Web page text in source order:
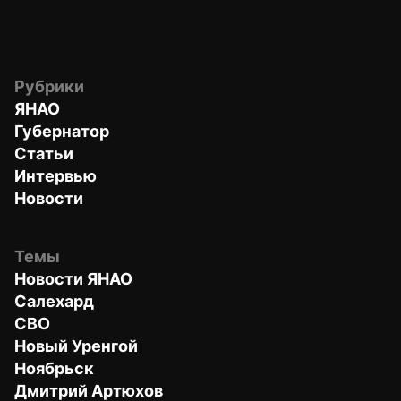
Рубрики
ЯНАО
Губернатор
Статьи
Интервью
Новости
Темы
Новости ЯНАО
Салехард
СВО
Новый Уренгой
Ноябрьск
Дмитрий Артюхов